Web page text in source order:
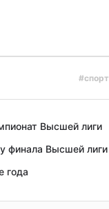
#спорт
Высшей лиги
финала Высшей лиги
года